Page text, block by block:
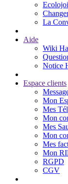
La
Aide
Wiki
Notice
Espace clients
Mon
Mes
Mon
Mes
Mon
Mes
Mon
RGPD
CGV